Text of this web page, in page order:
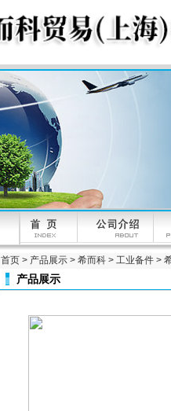
首页 > 产品展示 > 希而科 > 工业备件 >
产品展示